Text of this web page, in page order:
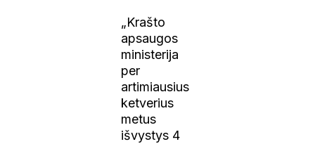
„Krašto
apsaugos
ministerija
per
artimiausius
ketverius
metus
išvystys 4